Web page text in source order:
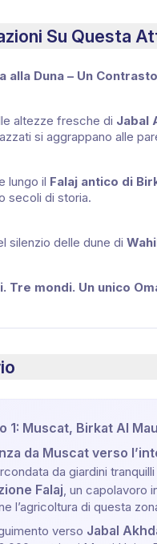
Su Questa
alla Duna – Un
altezze fresche di Jabal
si aggrappano alle
lungo il Falaj antico di
secoli di storia.
silenzio delle dune di
Tre mondi. Un unico
1: Muscat, Birkat Al
da Muscat verso
da giardini
Falaj, un capolavoro
l’agricoltura di questa
verso Jabal